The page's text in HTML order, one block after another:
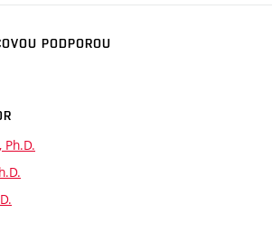
PODPOROU
Ph.D.